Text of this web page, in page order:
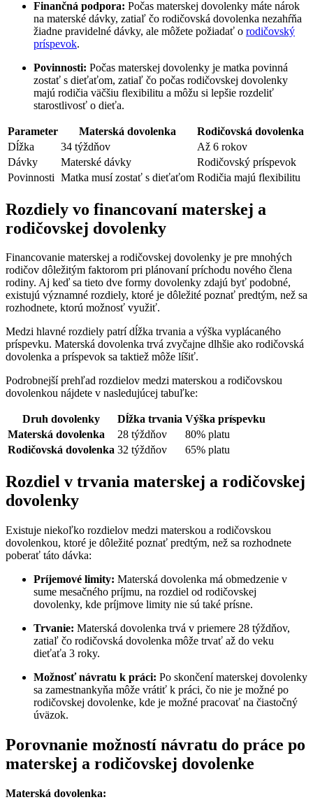
Finančná podpora: Počas materskej dovolenky máte nárok
na materské dávky, zatiaľ čo rodičovská dovolenka nezahŕňa
žiadne pravidelné dávky, ale môžete požiadať o rodičovský
príspevok.
Povinnosti: Počas materskej dovolenky je matka povinná
zostať s dieťaťom, zatiaľ čo počas rodičovskej dovolenky
majú rodičia väčšiu flexibilitu a môžu si lepšie rozdeliť
starostlivosť o dieťa.
Parameter Materská dovolenka
Rodičovská dovolenka
Dĺžka
34 týždňov
Až 6 rokov
Dávky
Materské dávky
Rodičovský príspevok
Povinnosti Matka musí zostať s dieťaťom Rodičia majú flexibilitu
Rozdiely vo financovaní materskej a
rodičovskej dovolenky
Financovanie materskej a rodičovskej dovolenky je pre mnohých
rodičov dôležitým faktorom pri plánovaní príchodu nového člena
rodiny. Aj keď sa tieto dve formy dovolenky zdajú byť podobné,
existujú významné rozdiely, ktoré je dôležité poznať predtým, než sa
rozhodnete, ktorú možnosť využiť.
Medzi hlavné rozdiely patrí dĺžka trvania a výška vyplácaného
príspevku. Materská dovolenka trvá zvyčajne dlhšie ako rodičovská
dovolenka a príspevok sa taktiež môže líšiť.
Podrobnejší prehľad rozdielov medzi materskou a rodičovskou
dovolenkou nájdete v nasledujúcej tabuľke:
Druh dovolenky Dĺžka trvania Výška príspevku
Materská dovolenka
28 týždňov
80% platu
Rodičovská dovolenka 32 týždňov 65% platu
Rozdiel v trvania materskej a rodičovskej
dovolenky
Existuje niekoľko rozdielov medzi materskou a rodičovskou
dovolenkou, ktoré je dôležité poznať predtým, než sa rozhodnete
poberať táto dávka:
Príjemové limity: Materská dovolenka má obmedzenie v
sume mesačného príjmu, na rozdiel od rodičovskej
dovolenky, kde príjmove limity nie sú také prísne.
Trvanie: Materská dovolenka trvá v priemere 28 týždňov,
zatiaľ čo rodičovská dovolenka môže trvať až do veku
dieťaťa 3 roky.
Možnosť návratu k práci: Po skončení materskej dovolenky
sa zamestnankyňa môže vrátiť k práci, čo nie je možné po
rodičovskej dovolenke, kde je možné pracovať na čiastočný
úväzok.
Porovnanie možností návratu do práce po
materskej a rodičovskej dovolenke
Materská dovolenka: